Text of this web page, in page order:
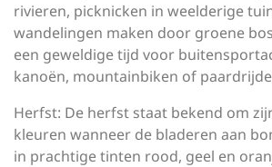
rivieren, picknicken in weelderige
wandelingen maken door groene
een geweldige tijd voor
kanoën, mountainbiken of
Herfst: De herfst staat bekend om
kleuren wanneer de bladeren aan
in prachtige tinten rood, geel en